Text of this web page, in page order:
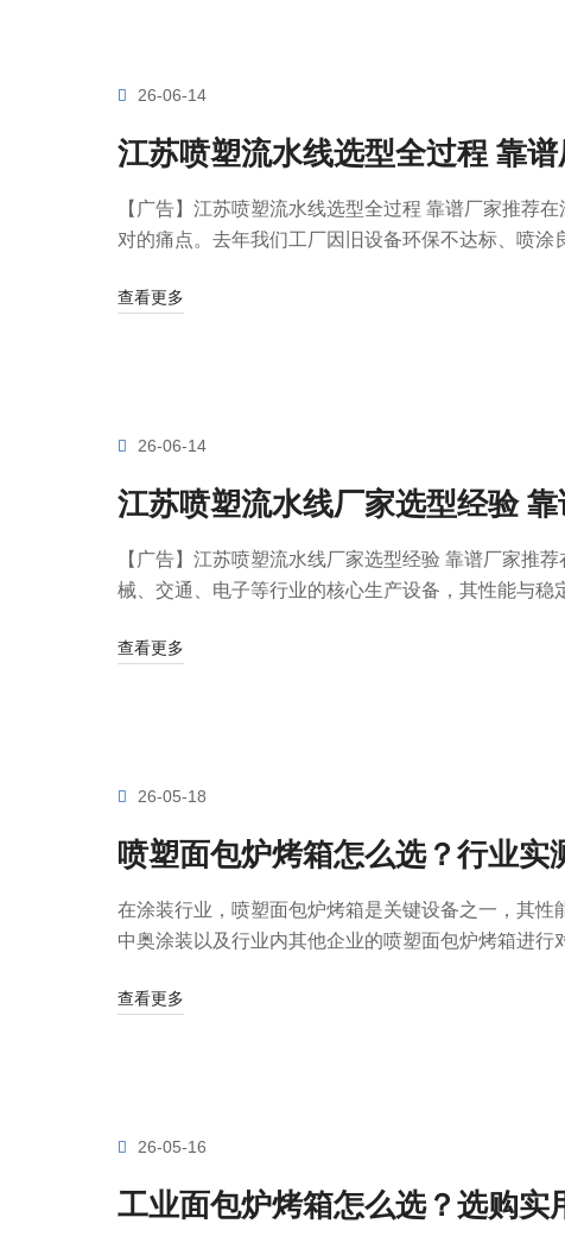
26-06-14
江苏喷塑流水线选型全过程 靠
【广告】江苏喷塑流水线选型全过程 靠谱厂家推荐
对的痛点。去年我们工厂因旧设备环保不达标、喷涂
查看更多
26-06-14
江苏喷塑流水线厂家选型经验
【广告】江苏喷塑流水线厂家选型经验 靠谱厂家推
械、交通、电子等行业的核心生产设备，其性能与稳
查看更多
26-05-18
喷塑面包炉烤箱怎么选？行业实
在涂装行业，喷塑面包炉烤箱是关键设备之一，其
中奥涂装以及行业内其他企业的喷塑面包炉烤箱进行
查看更多
26-05-16
工业面包炉烤箱怎么选？选购实